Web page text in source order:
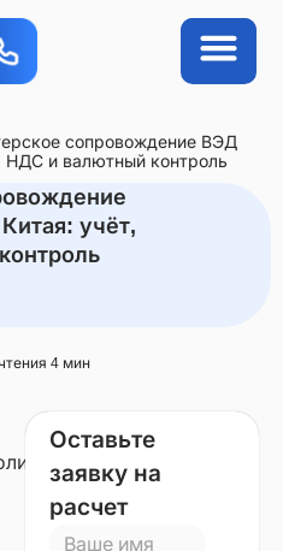
сопровождение ВЭД
НДС и валютный контроль
учёт,
4 мин
Захарова
Полина
Оставьте
заявку на
расчет